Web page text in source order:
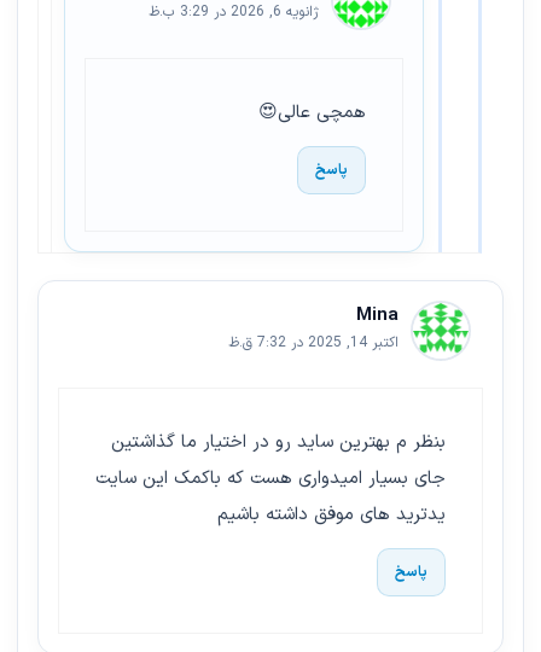
ژانویه 6, 2026 در 3:29 ب.ظ
همچی عالی😍
پاسخ
Mina
اکتبر 14, 2025 در 7:32 ق.ظ
بنظر م بهترین ساید رو در اختیار ما گذاشتین
جای بسیار امیدواری هست که باکمک این سایت
یدترید های موفق داشته باشیم
پاسخ